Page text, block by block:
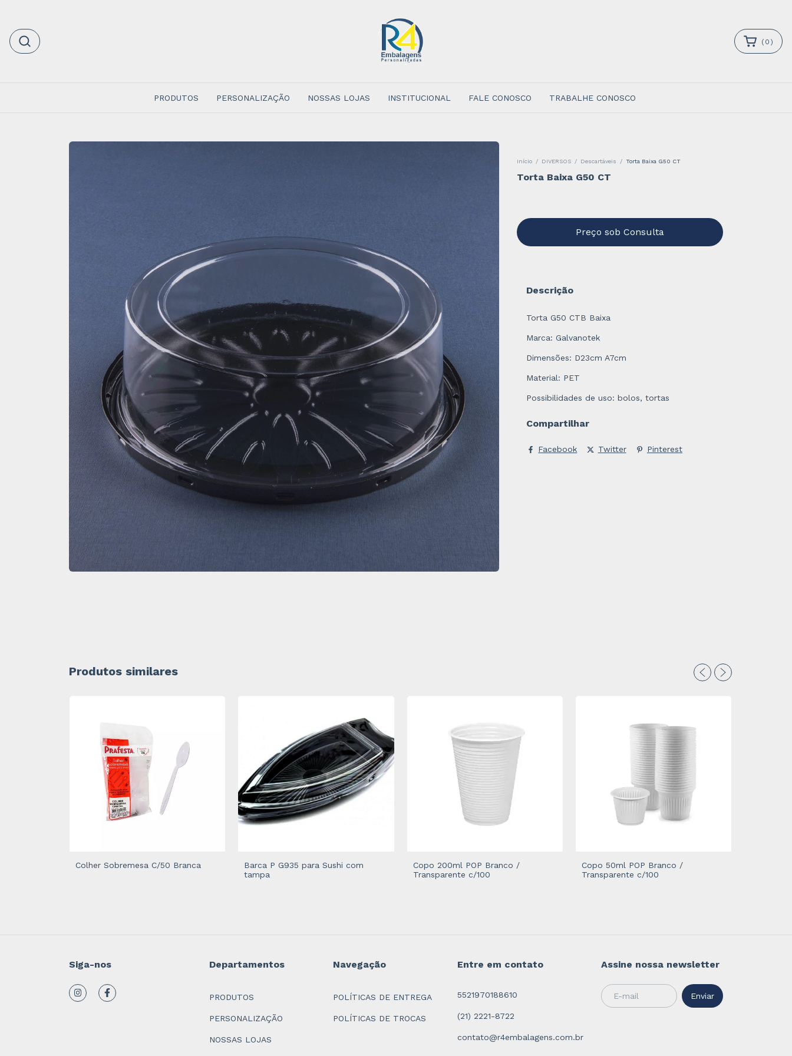
( 0 )
PRODUTOS PERSONALIZAÇÃO NOSSAS LOJAS INSTITUCIONAL FALE CONOSCO TRABALHE CONOSCO
Início / DIVERSOS / Descartáveis / Torta Baixa G50 CT
Torta Baixa G50 CT
Descrição
Torta G50 CTB Baixa
Marca: Galvanotek
Dimensões: D23cm A7cm
Material: PET
Possibilidades de uso: bolos, tortas
Compartilhar
Facebook Twitter Pinterest
Produtos similares
Colher Sobremesa C/50 Branca
Barca P G935 para Sushi com
tampa
Copo 200ml POP Branco /
Transparente c/100
Copo 50ml POP Branco /
Transparente c/100
Siga-nos Departamentos
PRODUTOS
PERSONALIZAÇÃO
NOSSAS LOJAS
Navegação
POLÍTICAS DE ENTREGA
POLÍTICAS DE TROCAS
Entre em contato
5521970188610
(21) 2221-8722
contato@r4embalagens.com.br
Assine nossa newsletter